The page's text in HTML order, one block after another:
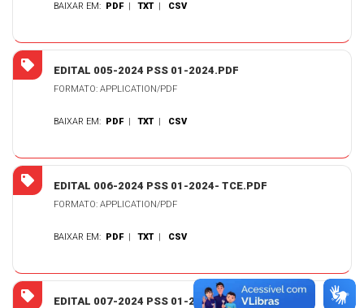
BAIXAR EM: PDF |TXT | CSV
EDITAL 005-2024 PSS 01-2024.PDF
FORMATO: APPLICATION/PDF
BAIXAR EM: PDF |TXT | CSV
EDITAL 006-2024 PSS 01-2024- TCE.PDF
FORMATO: APPLICATION/PDF
BAIXAR EM: PDF |TXT | CSV
EDITAL 007-2024 PSS 01-2024-SORTEIO.PDF